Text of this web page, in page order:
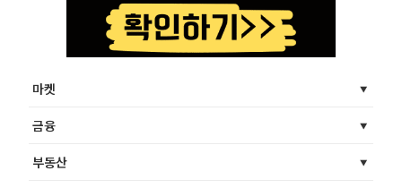
마켓
금융
부동산